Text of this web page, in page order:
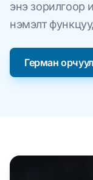
энэ зорилгоор
нэмэлт
Герман